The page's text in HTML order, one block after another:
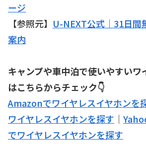
ージ
【参照元】 U-NEXT公式｜31日間
案内
キャンプや車中泊で使いやすいワ
はこちらからチェック👇
Amazonでワイヤレスイヤホンを
ワイヤレスイヤホンを探す ｜
でワイヤレスイヤホンを探す